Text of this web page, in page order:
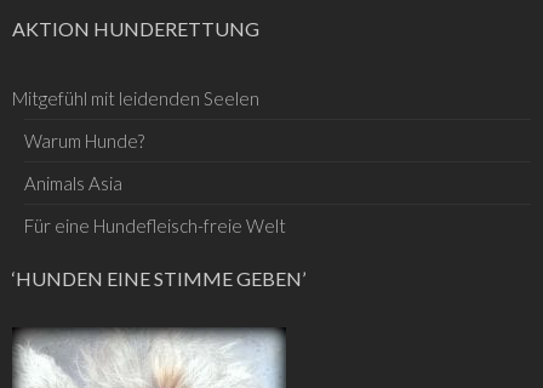
AKTION HUNDERETTUNG
Mitgefühl mit leidenden Seelen
Warum Hunde?
Animals Asia
Für eine Hundefleisch-freie Welt
‘HUNDEN EINE STIMME GEBEN’